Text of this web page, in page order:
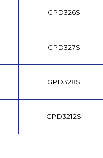
GPD326S
GPD327S
GPD328S
GPD3212S